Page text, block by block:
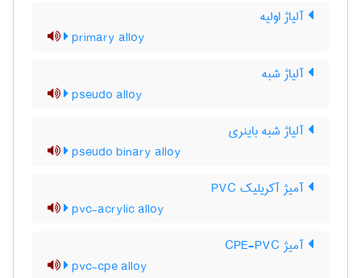
آلیاژ اولیه
primary alloy
آلیاژ شبه
pseudo alloy
آلیاژ شبه باینری
pseudo binary alloy
آمیژ آکریلیک PVC
pvc-acrylic alloy
آمیژ CPE-PVC
pvc-cpe alloy